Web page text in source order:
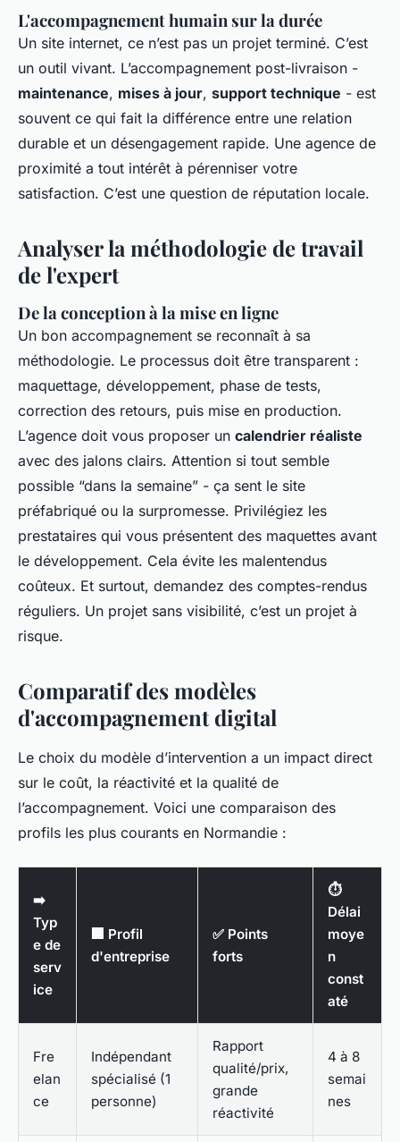
L'accompagnement humain sur la durée
Un site internet, ce n’est pas un projet terminé. C’est
un outil vivant. L’accompagnement post-livraison -
maintenance, mises à jour, support technique - est
souvent ce qui fait la différence entre une relation
durable et un désengagement rapide. Une agence de
proximité a tout intérêt à pérenniser votre
satisfaction. C’est une question de réputation locale.
Analyser la méthodologie de travail
de l'expert
De la conception à la mise en ligne
Un bon accompagnement se reconnaît à sa
méthodologie. Le processus doit être transparent :
maquettage, développement, phase de tests,
correction des retours, puis mise en production.
L’agence doit vous proposer un calendrier réaliste
avec des jalons clairs. Attention si tout semble
possible “dans la semaine” - ça sent le site
préfabriqué ou la surpromesse. Privilégiez les
prestataires qui vous présentent des maquettes avant
le développement. Cela évite les malentendus
coûteux. Et surtout, demandez des comptes-rendus
réguliers. Un projet sans visibilité, c’est un projet à
risque.
Comparatif des modèles
d'accompagnement digital
Le choix du modèle d’intervention a un impact direct
sur le coût, la réactivité et la qualité de
l’accompagnement. Voici une comparaison des
profils les plus courants en Normandie :
➡️
Typ
e de
serv
ice
🏢 Profil
d'entreprise
✅ Points
forts
⏱️
Délai
moye
n
const
até
Fre
elan
ce
Indépendant
spécialisé (1
personne)
Rapport
qualité/prix,
grande
réactivité
4 à 8
semai
nes